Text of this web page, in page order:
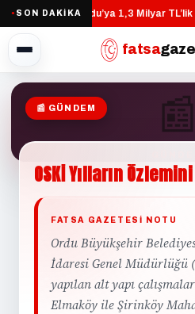
● SON DAKİKAAltınordu’ya 1,3 Milyar TL’lik
fatsa
📰
📰 GÜNDEM
OSKİ YıllarınÖzlemini
FATSA GAZETESI NOTU
Ordu Büyükşehir
İdaresi Genel Müdürlüğü
yapılan alt yapı
Elmaköy ile Şirinköy